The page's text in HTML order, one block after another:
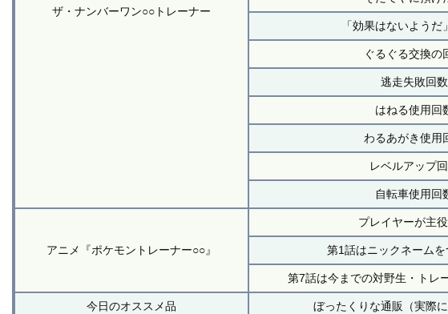
ザ・ナンバーワン○○トレーナー
「効果はないようだ
ぐるぐる交換の
逃走失敗回
はねる使用回
わるあがき使用
レベルアップ
自転車使用回
アニメ『ポケモントレーナー○○』
プレイヤーが主
第1話はニックネーム
第7話は今までの対野生・トレ
今日のオススメ品 ぼったくりな通販（実際に